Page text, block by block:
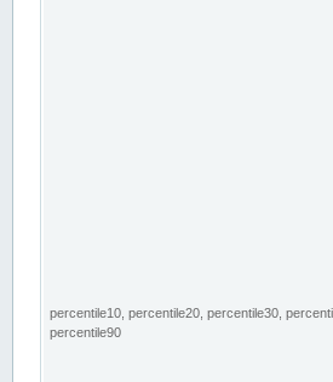
percentile10, percentile20, percentile30,
percentile90